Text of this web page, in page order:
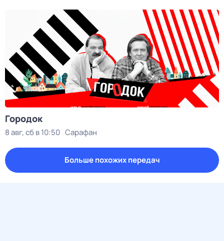
Городок
8 авг, сб в 10:50 Сарафан
Больше похожих передач